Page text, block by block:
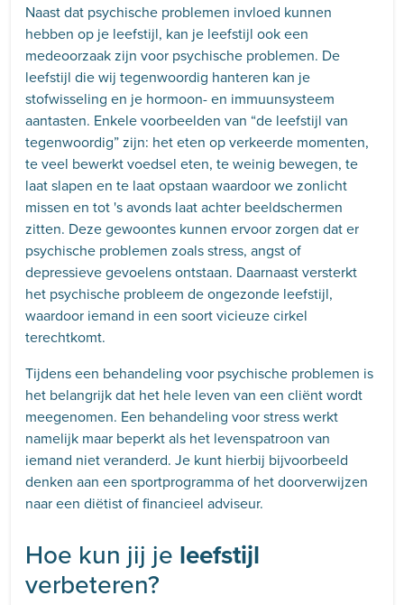
Naast dat psychische problemen invloed kunnen
hebben op je leefstijl, kan je leefstijl ook een
medeoorzaak zijn voor psychische problemen. De
leefstijl die wij tegenwoordig hanteren kan je
stofwisseling en je hormoon- en immuunsysteem
aantasten. Enkele voorbeelden van “de leefstijl van
tegenwoordig” zijn: het eten op verkeerde momenten,
te veel bewerkt voedsel eten, te weinig bewegen, te
laat slapen en te laat opstaan waardoor we zonlicht
missen en tot 's avonds laat achter beeldschermen
zitten. Deze gewoontes kunnen ervoor zorgen dat er
psychische problemen zoals stress, angst of
depressieve gevoelens ontstaan. Daarnaast versterkt
het psychische probleem de ongezonde leefstijl,
waardoor iemand in een soort vicieuze cirkel
terechtkomt.
Tijdens een behandeling voor psychische problemen is
het belangrijk dat het hele leven van een cliënt wordt
meegenomen. Een behandeling voor stress werkt
namelijk maar beperkt als het levenspatroon van
iemand niet veranderd. Je kunt hierbij bijvoorbeeld
denken aan een sportprogramma of het doorverwijzen
naar een diëtist of financieel adviseur.
Hoe kun jij je leefstijl
verbeteren?